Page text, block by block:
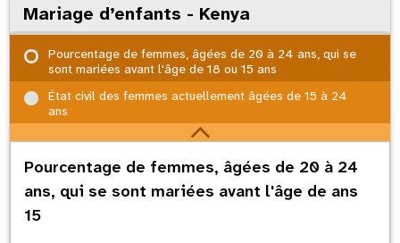
Mariage d’enfants - Kenya
Pourcentage de femmes, âgées de 20 à 24 ans, qui se
sont mariées avant l'âge de 18 ou 15 ans
État civil des femmes actuellement âgées de 15 à 24
ans
Pourcentage de femmes, âgées de 20 à 24
ans, qui se sont mariées avant l'âge de ans
15